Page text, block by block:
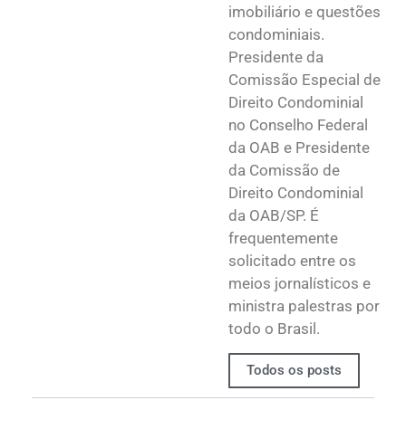
imobiliário e questões
condominiais.
Presidente da
Comissão Especial de
Direito Condominial
no Conselho Federal
da OAB e Presidente
da Comissão de
Direito Condominial
da OAB/SP. É
frequentemente
solicitado entre os
meios jornalísticos e
ministra palestras por
todo o Brasil.
Todos os posts